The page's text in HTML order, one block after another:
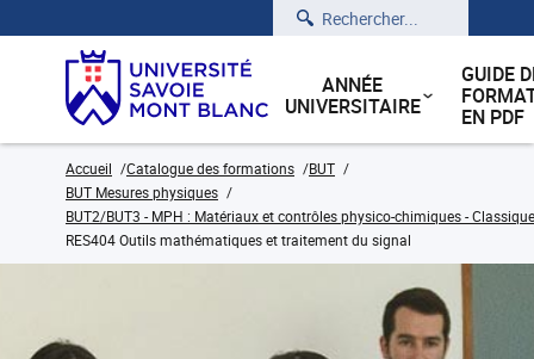
Rechercher
ANNÉE
UNIVERSITAIRE
GUIDE
EN PDF
Accueil Catalogue des formations
BUT
BUT Mesures physiques
BUT2/BUT3 - MPH : Matériaux et contrôles physico-chimiques -
RES404 Outils mathématiques et traitement du signal